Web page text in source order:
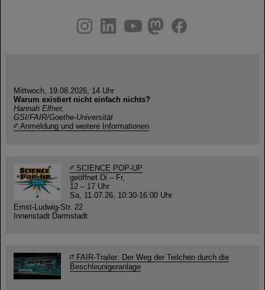
youtube
helmholtz.social
facebook
Mittwoch, 19.08.2026, 14 Uhr
Warum existiert nicht einfach nichts?
Hannah Elfner,
GSI/FAIR/Goethe-Universität
Anmeldung und weitere Informationen
SCIENCE POP-UP
geöffnet Di – Fr,
12 – 17 Uhr
Sa, 11.07.26, 10:30-16:00 Uhr
Ernst-Ludwig-Str. 22
Innenstadt Darmstadt
FAIR-Trailer: Der Weg der Teilchen durch die
Beschleunigeranlage